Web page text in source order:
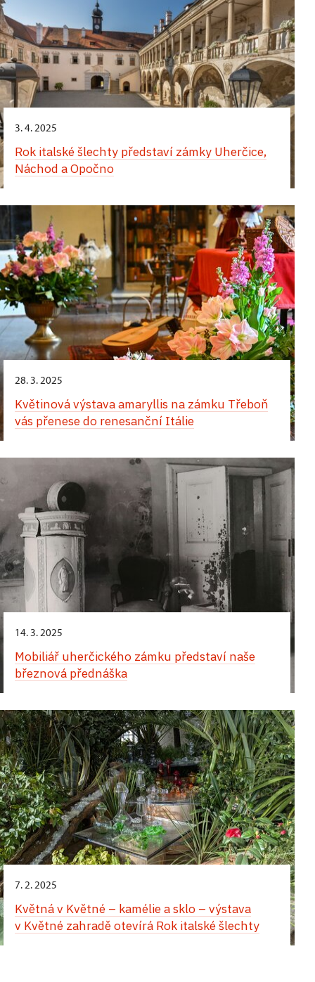
3. 4. 2025
Rok italské šlechty představí zámky Uherčice,
Náchod a Opočno
28. 3. 2025
Květinová výstava amaryllis na zámku Třeboň
vás přenese do renesanční Itálie
14. 3. 2025
Mobiliář uherčického zámku představí naše
březnová přednáška
7. 2. 2025
Květná v Květné – kamélie a sklo – výstava
v Květné zahradě otevírá Rok italské šlechty